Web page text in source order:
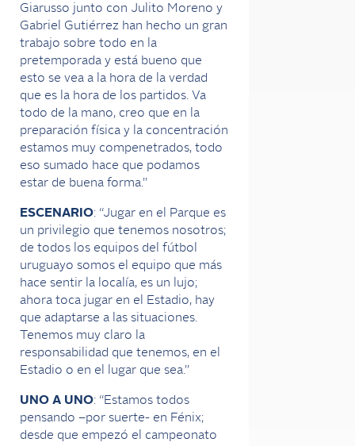
Giarusso junto con Julito Moreno y
Gabriel Gutiérrez han hecho un gran
trabajo sobre todo en la
pretemporada y está bueno que
esto se vea a la hora de la verdad
que es la hora de los partidos. Va
todo de la mano, creo que en la
preparación física y la concentración
estamos muy compenetrados, todo
eso sumado hace que podamos
estar de buena forma.”
ESCENARIO: “Jugar en el Parque es
un privilegio que tenemos nosotros;
de todos los equipos del fútbol
uruguayo somos el equipo que más
hace sentir la localía, es un lujo;
ahora toca jugar en el Estadio, hay
que adaptarse a las situaciones.
Tenemos muy claro la
responsabilidad que tenemos, en el
Estadio o en el lugar que sea.”
UNO A UNO: “Estamos todos
pensando –por suerte- en Fénix;
desde que empezó el campeonato